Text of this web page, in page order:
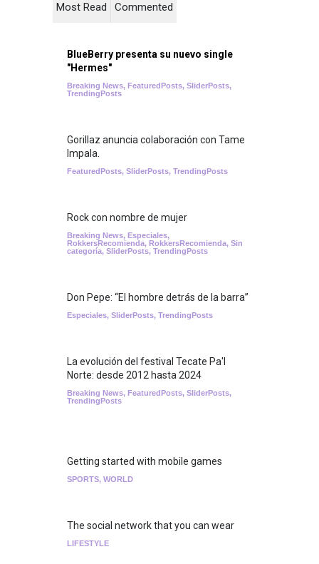
Most Read Commented
BlueBerry presenta su nuevo single
"Hermes"
Breaking News, FeaturedPosts, SliderPosts,
TrendingPosts
Gorillaz anuncia colaboración con Tame
Impala.
FeaturedPosts, SliderPosts, TrendingPosts
Rock con nombre de mujer
Breaking News, Especiales,
RokkersRecomienda, RokkersRecomienda, Sin
categoría, SliderPosts, TrendingPosts
Don Pepe: “El hombre detrás de la barra”
Especiales, SliderPosts, TrendingPosts
La evolución del festival Tecate Pa'l
Norte: desde 2012 hasta 2024
Breaking News, FeaturedPosts, SliderPosts,
TrendingPosts
Getting started with mobile games
SPORTS, WORLD
The social network that you can wear
LIFESTYLE